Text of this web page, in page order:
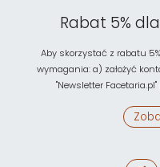
Rabat 5%
Aby skorzystać z rabatu
wymagania: a) założyć
"Newsletter